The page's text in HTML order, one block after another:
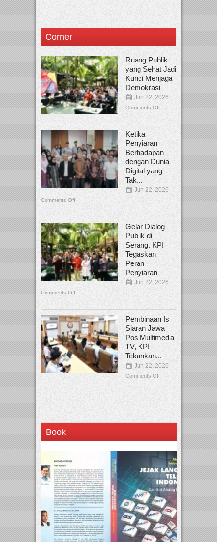
Corner
Ruang Publik
yang Sehat Jadi
Kunci Menjaga
Demokrasi
Jun 22, 2026
Comments Off
Ketika
Penyiaran
Berhadapan
dengan Dunia
Digital yang
Tak...
Jun 22, 2026
Comments Off
Gelar Dialog
Publik di
Serang, KPI
Tegaskan
Peran
Penyiaran
Jun 22, 2026
Comments Off
Pembinaan Isi
Siaran Jawa
Pos Multimedia
TV, KPI
Tekankan...
Jun 22, 2026
Comments Off
Book